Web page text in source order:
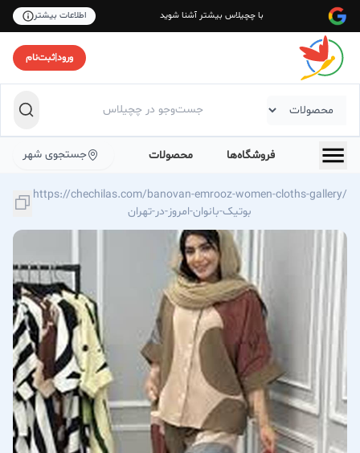
با چچیلاس بیشتر آشنا شوید اطلاعات بیشتر
ورود|ثبت‌نام
فروشگاه‌ها محصولات جستجوی شهر
https://chechilas.com/banovan-emrooz-women-cloths-gallery/
بوتیک-بانوان-امروز-در-تهران